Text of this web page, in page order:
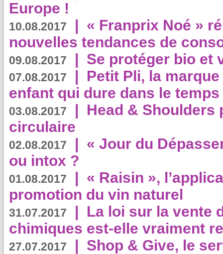
Europe !
10.08.2017 | « Franprix Noé »
nouvelles tendances de
09.08.2017 | Se protéger bio et
07.08.2017 | Petit Pli, la
enfant qui dure dans le temps
03.08.2017 | Head & Shoulders
circulaire
02.08.2017 | « Jour du
ou intox ?
01.08.2017 | « Raisin »,
promotion du vin naturel
31.07.2017 | La loi sur la vente
chimiques est-elle vraiment
27.07.2017 | Shop & Give, le